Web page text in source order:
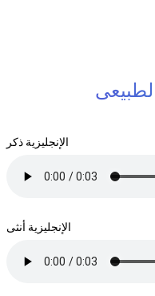
الإنجليزية ذكر
الإنجليزية أنثى